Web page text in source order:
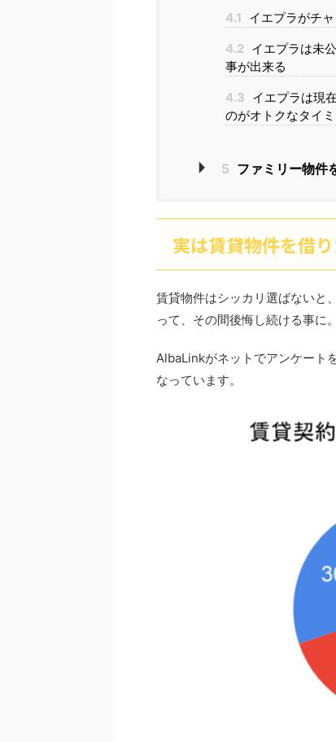
4.1 イエプラがチ
4.2 イエプラは未
事が出来る
4.3 イエプラは現
のがオトクなタイ
5 ファミリー物件
実は賃貸物件を借
賃貸物件はシッカリ選ばないと
って、その間後悔し続ける事に。
AlbaLinkがネットでアンケート
なっています。